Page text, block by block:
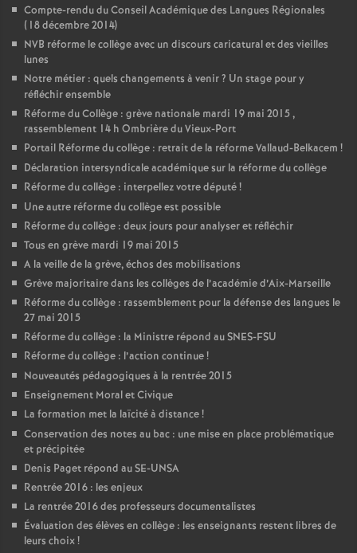
Compte-rendu du Conseil Académique des Langues Régionales
(18 décembre 2014)
NVB réforme le collège avec un discours caricatural et des vieilles
lunes
Notre métier : quels changements à venir? Un stage pour y
réfléchir ensemble
Réforme du Collège : grève nationale mardi 19 mai 2015 ,
rassemblement 14 h Ombrière du Vieux-Port
Portail Réforme du collège : retrait de la réforme Vallaud-Belkacem !
Déclaration intersyndicale académique sur la réforme du collège
Réforme du collège : interpellez votre député!
Une autre réforme du collège est possible
Réforme du collège : deux jours pour analyser et réfléchir
Tous en grève mardi 19 mai 2015
A la veille de la grève, échos des mobilisations
Grève majoritaire dans les collèges de l’académie d’Aix-Marseille
Réforme du collège : rassemblement pour la défense des langues le
27 mai 2015
Réforme du collège : la Ministre répond au SNES-FSU
Réforme du collège : l’action continue!
Nouveautés pédagogiques à la rentrée 2015
Enseignement Moral et Civique
La formation met la laïcité à distance!
Conservation des notes au bac : une mise en place problématique
et précipitée
Denis Paget répond au SE-UNSA
Rentrée 2016 : les enjeux
La rentrée 2016 des professeurs documentalistes
Évaluation des élèves en collège : les enseignants restent libres de
leurs choix!